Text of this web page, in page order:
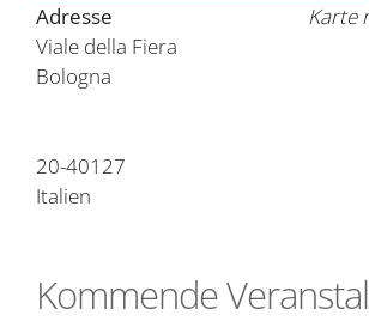
Karte
Adresse
Viale della Fiera
Bologna
20-40127
Italien
Kommende